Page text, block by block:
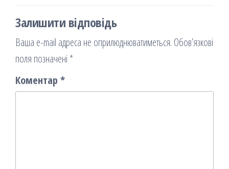
Залишити відповідь
Ваша e-mail адреса не оприлюднюватиметься. Обов’язкові
поля позначені *
Коментар *